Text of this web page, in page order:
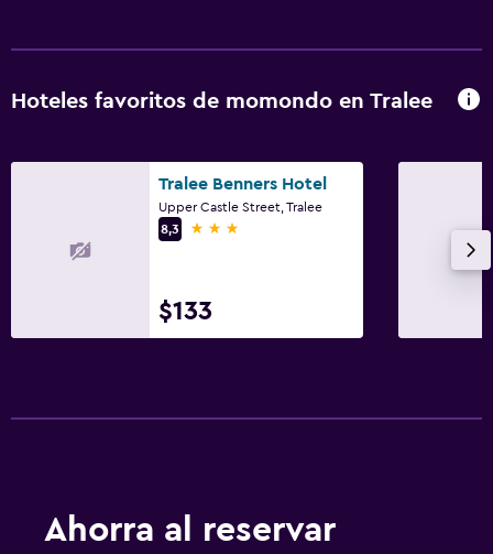
Hoteles favoritos de momondo en Tralee
Tralee Benners Hotel
Upper Castle Street, Tralee
8,3
3 estrellas
$133
Ahorra al reservar